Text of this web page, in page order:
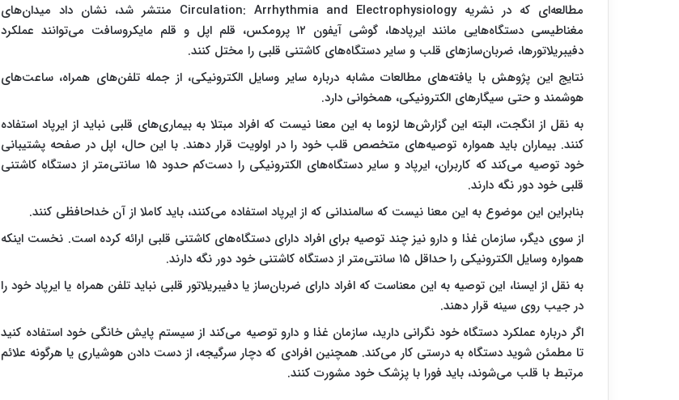
مطالعه‌ای که در نشریه Circulation: Arrhythmia and Electrophysiology منتشر شد، نشان داد میدان‌های
مغناطیسی دستگاه‌هایی مانند ایرپادها، گوشی آیفون ۱۲ پرومکس، قلم اپل و قلم مایکروسافت می‌توانند عملکرد
دفیبریلاتورها، ضربان‌سازهای قلب و سایر دستگاه‌های کاشتنی قلبی را مختل کنند.
نتایج این پژوهش با یافته‌های مطالعات مشابه درباره سایر وسایل الکترونیکی، از جمله تلفن‌های همراه، ساعت‌های
هوشمند و حتی سیگارهای الکترونیکی، همخوانی دارد.
به نقل از انگجت، البته این گزارش‌ها لزوما به این معنا نیست که افراد مبتلا به بیماری‌های قلبی نباید از ایرپاد استفاده
کنند. بیماران باید همواره توصیه‌های متخصص قلب خود را در اولویت قرار دهند. با این حال، اپل در صفحه پشتیبانی
خود توصیه می‌کند که کاربران، ایرپاد و سایر دستگاه‌های الکترونیکی را دست‌کم حدود ۱۵ سانتی‌متر از دستگاه کاشتنی
قلبی خود دور نگه دارند.
بنابراین این موضوع به این معنا نیست که سالمندانی که از ایرپاد استفاده می‌کنند، باید کاملا از آن خداحافظی کنند.
از سوی دیگر، سازمان غذا و دارو نیز چند توصیه برای افراد دارای دستگاه‌های کاشتنی قلبی ارائه کرده است. نخست اینکه
همواره وسایل الکترونیکی را حداقل ۱۵ سانتی‌متر از دستگاه کاشتنی خود دور نگه دارند.
به نقل از ایسنا، این توصیه به این معناست که افراد دارای ضربان‌ساز یا دفیبریلاتور قلبی نباید تلفن همراه یا ایرپاد خود را
در جیب روی سینه قرار دهند.
اگر درباره عملکرد دستگاه خود نگرانی دارید، سازمان غذا و دارو توصیه می‌کند از سیستم پایش خانگی خود استفاده کنید
تا مطمئن شوید دستگاه به ‌درستی کار می‌کند. همچنین افرادی که دچار سرگیجه، از دست دادن هوشیاری یا هرگونه علائم
مرتبط با قلب می‌شوند، باید فورا با پزشک خود مشورت کنند.